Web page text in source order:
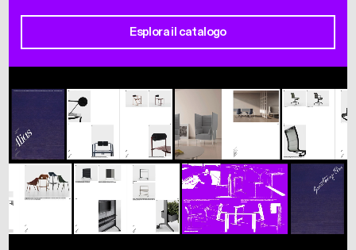
Esplora il catalogo